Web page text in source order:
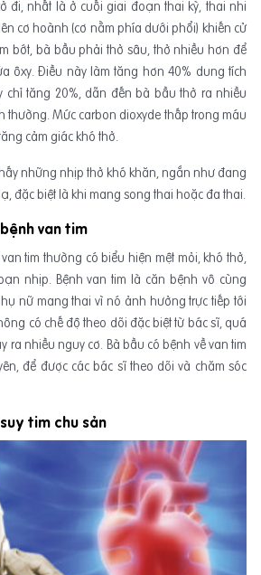
đi, nhất là ở cuối giai đoạn thai kỳ, thai nhi
cơ hoành (cơ nằm phía dưới phổi) khiến cử
bớt, bà bầu phải thở sâu, thở nhiều hơn để
ôxy. Điều này làm tăng hơn 40% dung tích
chỉ tăng 20%, dẫn đến bà bầu thở ra nhiều
thường. Mức carbon dioxyde thấp trong máu
cảm giác khó thở.
những nhịp thở khó khăn, ngắn như đang
đặc biệt là khi mang song thai hoặc đa thai.
van tim
tim thường có biểu hiện mệt mỏi, khó thở,
nhịp. Bệnh van tim là căn bệnh vô cùng
nữ mang thai vì nó ảnh hưởng trực tiếp tới
có chế độ theo dõi đặc biệt từ bác sĩ, quá
ra nhiều nguy cơ. Bà bầu có bệnh về van tim
để được các bác sĩ theo dõi và chăm sóc
tim chu sản